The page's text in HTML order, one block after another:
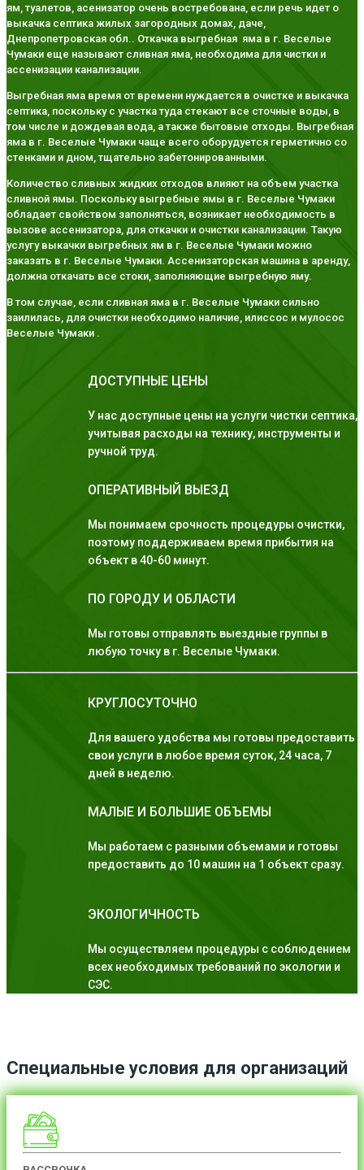
ям, туалетов, асенизатор очень востребована, если речь идет о
выкачка септика жилых загородных домах, даче,
Днепропетровская обл.. Откачка выгребная яма в г. Веселые
Чумаки еще называют сливная яма, необходима для чистки и
ассенизации канализации.
Выгребная яма время от времени нуждается в очистке и выкачка
септика, поскольку с участка туда стекают все сточные воды, в
том числе и дождевая вода, а также бытовые отходы. Выгребная
яма в г. Веселые Чумаки чаще всего оборудуется герметично со
стенками и дном, тщательно забетонированными.
Количество сливных жидких отходов влияют на объем участка
сливной ямы. Поскольку выгребные ямы в г. Веселые Чумаки
обладает свойством заполняться, возникает необходимость в
вызове ассенизатора, для откачки и очистки канализации. Такую
услугу выкачки выгребных ям в г. Веселые Чумаки можно
заказать в г. Веселые Чумаки. Ассенизаторская машина в аренду,
должна откачать все стоки, заполняющие выгребную яму.
В том случае, если сливная яма в г. Веселые Чумаки сильно
заилилась, для очистки необходимо наличие, илиссос и мулосос
Веселые Чумаки .
ДОСТУПНЫЕ ЦЕНЫ
У нас доступные цены на услуги чистки септика,
учитывая расходы на технику, инструменты и
ручной труд.
ОПЕРАТИВНЫЙ ВЫЕЗД
Мы понимаем срочность процедуры очистки,
поэтому поддерживаем время прибытия на
объект в 40-60 минут.
ПО ГОРОДУ И ОБЛАСТИ
Мы готовы отправлять выездные группы в
любую точку в г. Веселые Чумаки.
КРУГЛОСУТОЧНО
Для вашего удобства мы готовы предоставить
свои услуги в любое время суток, 24 часа, 7
дней в неделю.
МАЛЫЕ И БОЛЬШИЕ ОБЪЕМЫ
Мы работаем с разными объемами и готовы
предоставить до 10 машин на 1 объект сразу.
ЭКОЛОГИЧНОСТЬ
Мы осуществляем процедуры с соблюдением
всех необходимых требований по экологии и
СЭС.
Специальные условия для организаций